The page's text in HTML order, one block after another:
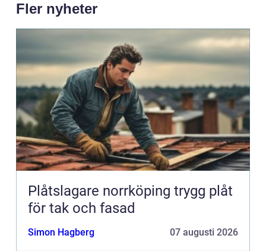
Fler nyheter
Plåtslagare norrköping trygg plåt
för tak och fasad
Simon Hagberg 07 augusti 2026